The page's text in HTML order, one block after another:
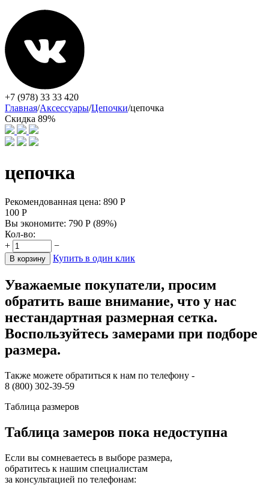
+7 (978) 33 33 420
Главная/Аксессуары/Цепочки/цепочка
Скидка 89%
цепочка
Рекомендованная цена: 890 Р
100 Р
Вы экономите: 790 Р (89%)
Кол-во:
+
−
В корзину Купить в один клик
Уважаемые покупатели, просим
обратить ваше внимание, что у нас
нестандартная размерная сетка.
Воспользуйтесь замерами при подборе
размера.
Также можете обратиться к нам по телефону -
8 (800) 302-39-59
Таблица размеров
Таблица замеров пока недоступна
Если вы сомневаетесь в выборе размера,
обратитесь к нашим специалистам
за консультацией по телефонам: